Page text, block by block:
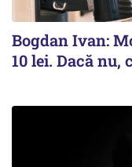
Bogdan Ivan:
10 lei. Dacă